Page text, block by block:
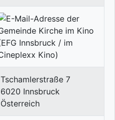
Tschamlerstraße 7
6020 Innsbruck
Österreich